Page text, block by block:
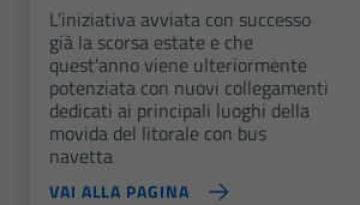
L'iniziativa avviata con successo
già la scorsa estate e che
quest'anno viene ulteriormente
potenziata con nuovi collegamenti
dedicati ai principali luoghi della
movida del litorale con bus
navetta
VAI ALLA PAGINA